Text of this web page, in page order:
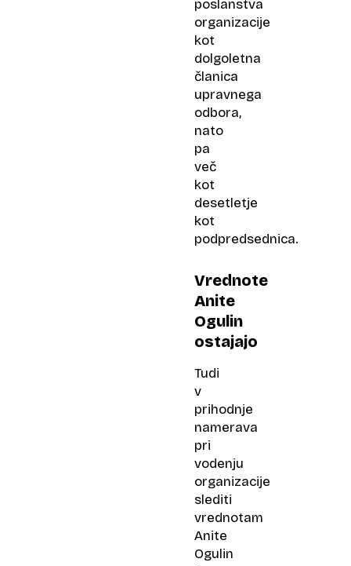
poslanstva
organizacije
kot
dolgoletna
članica
upravnega
odbora,
nato
pa
več
kot
desetletje
kot
podpredsednica.
Vrednote
Anite
Ogulin
ostajajo
Tudi
v
prihodnje
namerava
pri
vodenju
organizacije
slediti
vrednotam
Anite
Ogulin